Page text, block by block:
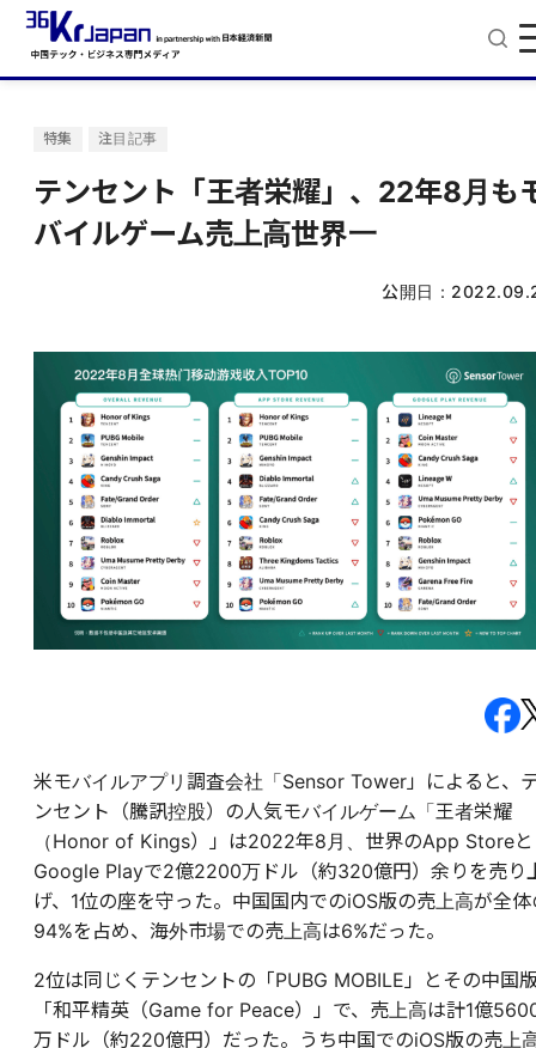
特集 注目記事
テンセント「王者栄耀」、22年8月も
バイルゲーム売上高世界一
公開日：
米モバイルアプリ調査会社「Sensor Tower」によると、
ンセント（騰訊控股）の人気モバイルゲーム「王者栄耀
（Honor of Kings）」は2022年8月、世界のApp Storeと
Google Playで2億2200万ドル（約320億円）余りを売り
げ、1位の座を守った。中国国内でのiOS版の売上高が全体
94%を占め、海外市場での売上高は6%だった。
2位は同じくテンセントの「PUBG MOBILE」とその中国
「和平精英（Game for Peace）」で、売上高は計1億
万ドル（約220億円）だった。うち中国でのiOS版の売上